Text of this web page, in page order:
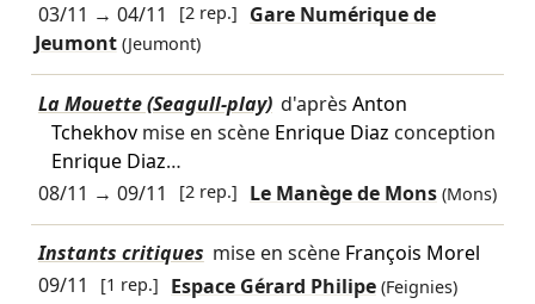
03/11 → 04/11 [2 rep.]
Gare Numérique de
Jeumont (Jeumont)
La Mouette (Seagull-play) d'après Anton
Tchekhovmise en scène Enrique Diaz conception
Enrique Diaz…
08/11 → 09/11 [2 rep.] Le Manège de Mons (Mons)
Instants critiques mise en scène François Morel
09/11
[1 rep.] Espace Gérard Philipe (Feignies)